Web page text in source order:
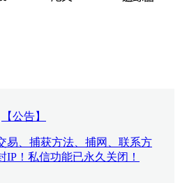
【公告】
易、捕获方法、捕网、联系方
！私信功能已永久关闭！